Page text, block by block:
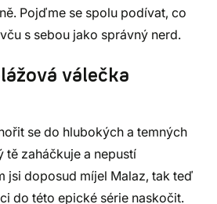
Pojďme se spolu podívat, co
s sebou jako správný nerd.
válečka
se do hlubokých a temných
tě zaháčkuje a nepustí
jsi doposud míjel Malaz, tak teď
do této epické série naskočit.